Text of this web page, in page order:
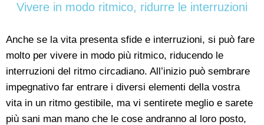
Vivere in modo ritmico, ridurre le interruzioni
Anche se la vita presenta sfide e interruzioni, si può fare
molto per vivere in modo più ritmico, riducendo le
interruzioni del ritmo circadiano. All’inizio può sembrare
impegnativo far entrare i diversi elementi della vostra
vita in un ritmo gestibile, ma vi sentirete meglio e sarete
più sani man mano che le cose andranno al loro posto,